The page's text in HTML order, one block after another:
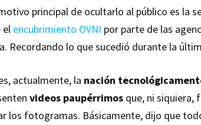
principal de ocultarlo al público es la
el encubrimiento OVNI por parte de las
Recordando lo que sucedió durante la
actualmente, la nación
videos paupérrimosque, ni siquiera,
los fotogramas. Básicamente, dijo que